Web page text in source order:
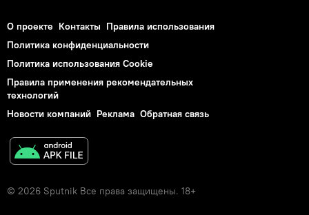
О проекте Контакты Правила использования
Политика конфиденциальности
Политика использования Cookie
Правила применения рекомендательных
технологий
Новости компаний Реклама Обратная связь
© 2026 Sputnik Все права защищены. 18+